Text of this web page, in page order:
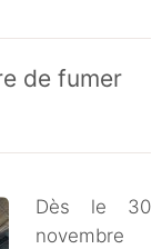
de fumer
Dès le 30
novembre